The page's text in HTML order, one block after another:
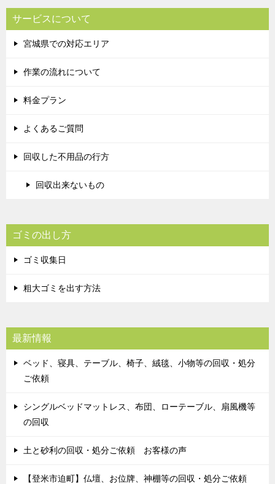
サービスについて
宮城県での対応エリア
作業の流れについて
料金プラン
よくあるご質問
回収した不用品の行方
回収出来ないもの
ゴミの出し方
ゴミ収集日
粗大ゴミを出す方法
最新情報
ベッド、寝具、テーブル、椅子、絨毯、小物等の回収・処分
ご依頼
シングルベッドマットレス、布団、ローテーブル、扇風機等
の回収
土と砂利の回収・処分ご依頼 お客様の声
【登米市迫町】仏壇、お位牌、神棚等の回収・処分ご依頼